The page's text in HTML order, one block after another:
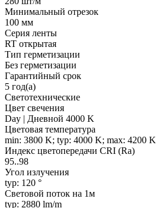
Минимальный отрезок
100 мм
Серия ленты
RT открытая
Тип герметизации
Без герметизации
Гарантийный срок
5 год(а)
Светотехнические
Цвет свечения
Day | Дневной 4000 K
Цветовая температура
min: 3800 K; typ: 4000 K; max: 4200 K
Индекс цветопередачи CRI (Ra)
95..98
Угол излучения
typ: 120 °
Световой поток на 1м
typ: 2880 lm/m